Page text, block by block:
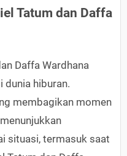
Tatum dan Daffa
Daffa Wardhana
dunia hiburan.
membagikan momen
situasi, termasuk saat